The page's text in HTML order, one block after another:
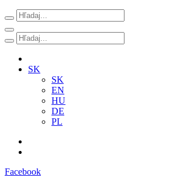
SK
SK
EN
HU
DE
PL
Facebook